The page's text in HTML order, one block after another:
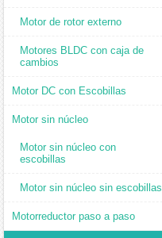
Motor de rotor externo
Motores BLDC con caja de
cambios
Motor DC con Escobillas
Motor sin núcleo
Motor sin núcleo con
escobillas
Motor sin núcleo sin escobillas
Motorreductor paso a paso